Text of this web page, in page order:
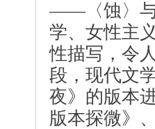
——〈蚀〉与
学、女性主
性描写，令
段，现代文
夜》的版本
版本探微》